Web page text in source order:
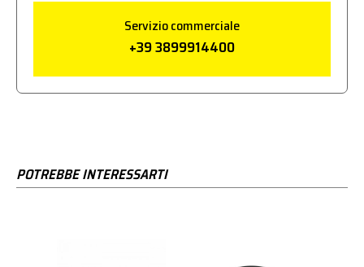
Servizio commerciale
+39 3899914400
POTREBBE INTERESSARTI